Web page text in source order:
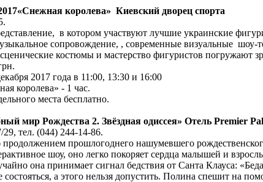
королева» Киевский дворец спорта
в котором участвуют лучшие украинские
сопровождение, , современные визуальные шоу-
костюмы и мастерство фигуристов погружают
2017 года в 11:00, 13:30 и 16:00
королева» - 1 час.
места бесплатно.
мир Рождества 2. Звёздная одиссея» Отель Premier
тел. (044) 244-14-86.
продолжением прошлогоднего нашумевшего
шоу, оно легко покоряет сердца малышей и
она принимает сигнал бедствия от Санта Клауса:
а этого нельзя допустить. Полина спешит на